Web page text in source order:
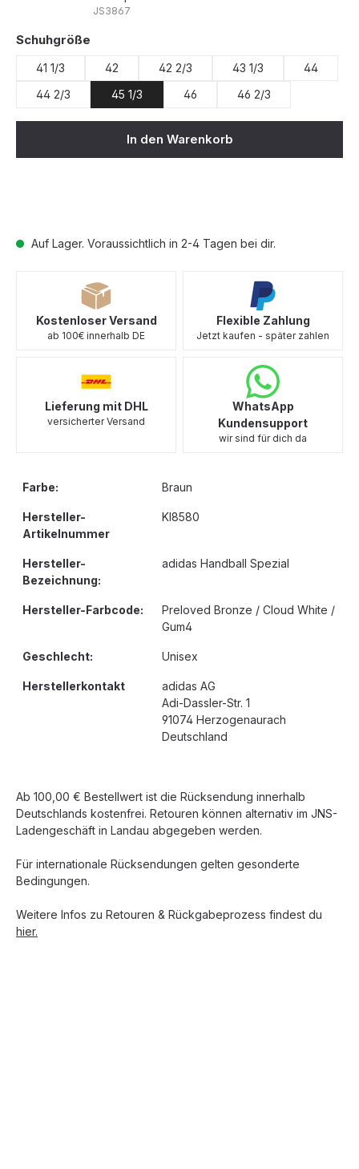
Auf Lager. Voraussichtlich in 2-4 Tagen bei dir.
JS3867
Schuhgröße
41 1/3 42 42 2/3 43 1/3
44
44 2/3
45 1/3 46 46 2/3
In den Warenkorb
Kostenloser Versand
ab 100€ innerhalb DE
Flexible Zahlung
Jetzt kaufen - später zahlen
Lieferung mit DHL
versicherter Versand
WhatsApp
Kundensupport
wir sind für dich da
Farbe: Braun
Hersteller-
Artikelnummer
KI8580
Hersteller-
Bezeichnung:
adidas Handball Spezial
Hersteller-Farbcode:
Preloved Bronze / Cloud White /
Gum4
Geschlecht: Unisex
Herstellerkontakt
adidas AG
Adi-Dassler-Str. 1
91074 Herzogenaurach
Deutschland
Ab 100,00 € Bestellwert ist die Rücksendung innerhalb
Deutschlands kostenfrei. Retouren können alternativ im JNS-
Ladengeschäft in Landau abgegeben werden.
Für internationale Rücksendungen gelten gesonderte
Bedingungen.
Weitere Infos zu Retouren & Rückgabeprozess findest du
hier.